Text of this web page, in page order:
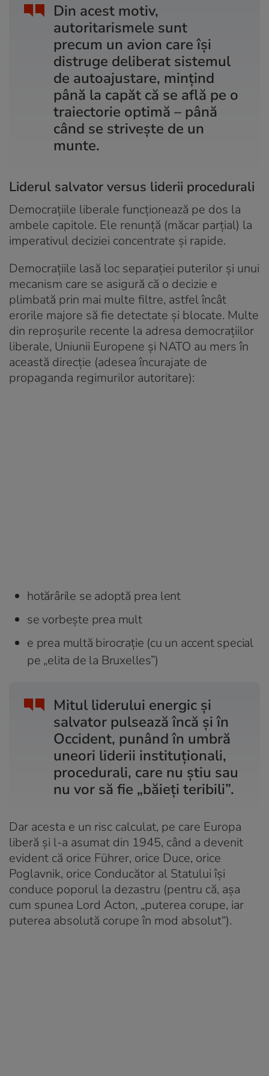
Din acest motiv,
autoritarismele sunt
precum un avion care își
distruge deliberat sistemul
de autoajustare, mințind
până la capăt că se află pe o
traiectorie optimă – până
când se strivește de un
munte.
Liderul salvator versus liderii procedurali
Democrațiile liberale funcționează pe dos la
ambele capitole. Ele renunță (măcar parțial) la
imperativul deciziei concentrate și rapide.
Democrațiile lasă loc separației puterilor și unui
mecanism care se asigură că o decizie e
plimbată prin mai multe filtre, astfel încât
erorile majore să fie detectate și blocate. Multe
din reproșurile recente la adresa democrațiilor
liberale, Uniunii Europene și NATO au mers în
această direcție (adesea încurajate de
propaganda regimurilor autoritare):
hotărârile se adoptă prea lent
se vorbește prea mult
e prea multă birocrație (cu un accent special
pe „elita de la Bruxelles”)
Mitul liderului energic și
salvator pulsează încă și în
Occident, punând în umbră
uneori liderii instituționali,
procedurali, care nu știu sau
nu vor să fie „băieți teribili”.
Dar acesta e un risc calculat, pe care Europa
liberă și l-a asumat din 1945, când a devenit
evident că orice Führer, orice Duce, orice
Poglavnik, orice Conducător al Statului își
conduce poporul la dezastru (pentru că, așa
cum spunea Lord Acton, „puterea corupe, iar
puterea absolută corupe în mod absolut“).